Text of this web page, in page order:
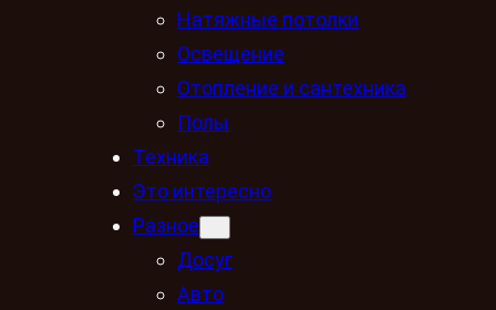
Натяжные потолки
Освещение
Отопление и сантехника
Полы
Техника
Это интересно
Разное
Досуг
Авто